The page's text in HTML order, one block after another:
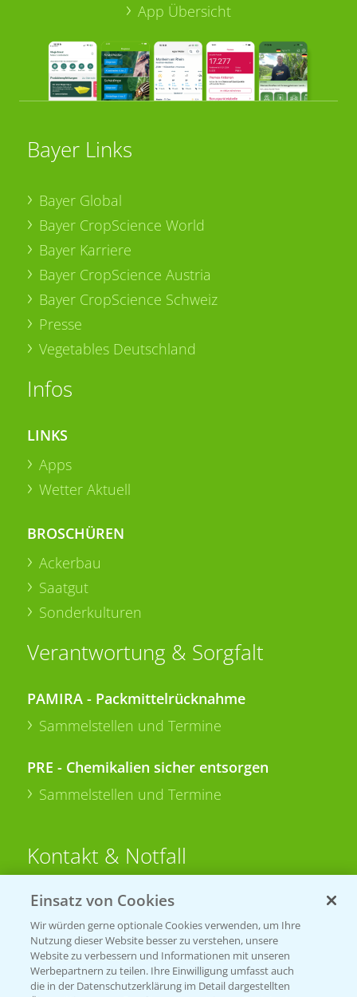
App Übersicht
Bayer Links
Bayer Global
Bayer CropScience World
Bayer Karriere
Bayer CropScience Austria
Bayer CropScience Schweiz
Presse
Vegetables Deutschland
Infos
LINKS
Apps
Wetter Aktuell
BROSCHÜREN
Ackerbau
Saatgut
Sonderkulturen
Verantwortung & Sorgfalt
PAMIRA - Packmittelrücknahme
Sammelstellen und Termine
PRE - Chemikalien sicher entsorgen
Sammelstellen und Termine
Kontakt & Notfall
Beratung auf WhatsApp
T.+49 (0)174 346 564 1
KONTAKT
Einsatz von Cookies
Wir würden gerne optionale Cookies verwenden, um Ihre
Nutzung dieser Website besser zu verstehen, unsere
Website zu verbessern und Informationen mit unseren
Werbepartnern zu teilen. Ihre Einwilligung umfasst auch
die in der Datenschutzerklärung im Detail dargestellten